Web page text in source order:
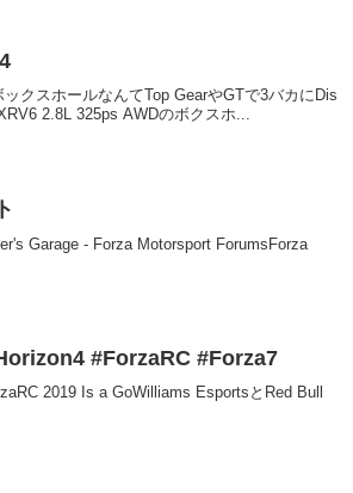
クスホールなんてTop GearやGTで3バカにDis
2.8L 325ps AWDのボクスホ...
Garage - Forza Motorsport ForumsForza
#ForzaRC #Forza7
2019 Is a GoWilliams EsportsとRed Bull